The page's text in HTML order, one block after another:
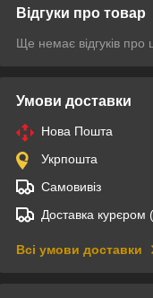
Відгуки про товар
Ще немає відгуків про
Умови доставки
Нова Пошта
Укрпошта
Самовивіз
Доставка
Всі умови доставки